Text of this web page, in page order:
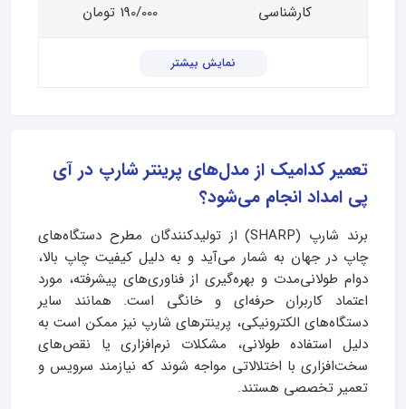
کارشناسی 190/000 تومان
نمایش بیشتر
تعمیر کدامیک از مدل‌های پرینتر شارپ در آی
پی امداد انجام می‌شود؟
برند شارپ (SHARP) از تولیدکنندگان مطرح دستگاه‌های
چاپ در جهان به شمار می‌آید و به دلیل کیفیت چاپ بالا،
دوام طولانی‌مدت و بهره‌گیری از فناوری‌های پیشرفته، مورد
اعتماد کاربران حرفه‌ای و خانگی است. همانند سایر
دستگاه‌های الکترونیکی، پرینترهای شارپ نیز ممکن است به
دلیل استفاده طولانی، مشکلات نرم‌افزاری یا نقص‌های
سخت‌افزاری با اختلالاتی مواجه شوند که نیازمند سرویس و
تعمیر تخصصی هستند.